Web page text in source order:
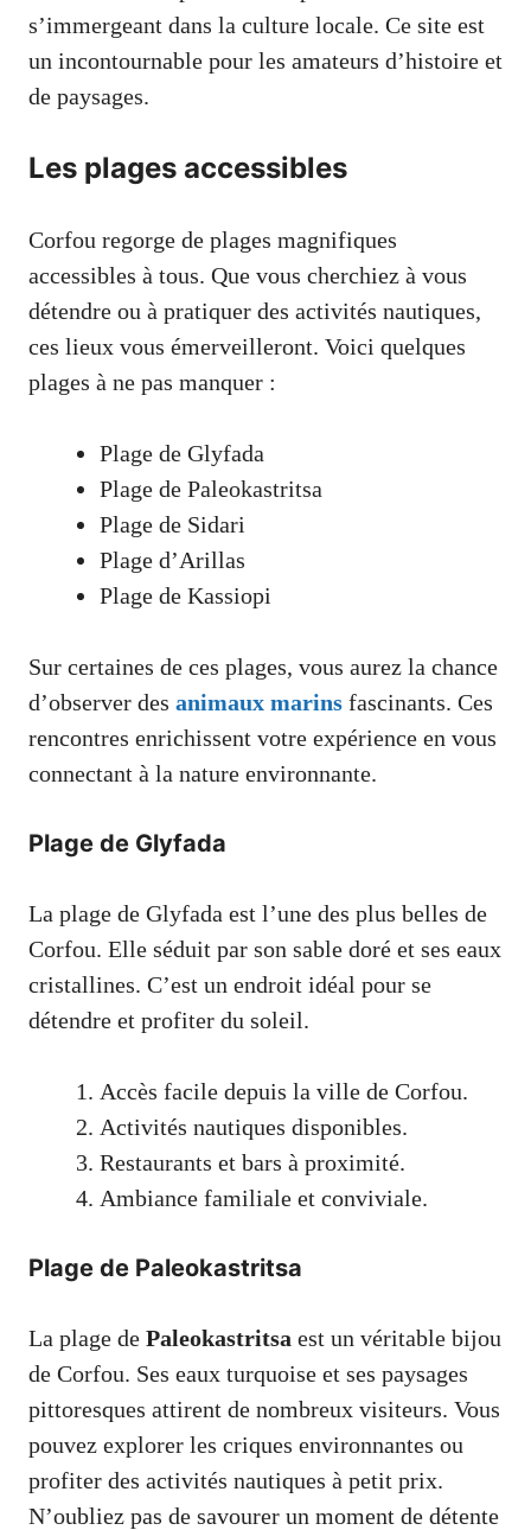
s’immergeant dans la culture locale. Ce site est
un incontournable pour les amateurs d’histoire et
de paysages.
Les plages accessibles
Corfou regorge de plages magnifiques
accessibles à tous. Que vous cherchiez à vous
détendre ou à pratiquer des activités nautiques,
ces lieux vous émerveilleront. Voici quelques
plages à ne pas manquer :
Plage de Glyfada
Plage de Paleokastritsa
Plage de Sidari
Plage d’Arillas
Plage de Kassiopi
Sur certaines de ces plages, vous aurez la chance
d’observer des animaux marins fascinants. Ces
rencontres enrichissent votre expérience en vous
connectant à la nature environnante.
Plage de Glyfada
La plage de Glyfada est l’une des plus belles de
Corfou. Elle séduit par son sable doré et ses eaux
cristallines. C’est un endroit idéal pour se
détendre et profiter du soleil.
Accès facile depuis la ville de Corfou.
Activités nautiques disponibles.
Restaurants et bars à proximité.
Ambiance familiale et conviviale.
Plage de Paleokastritsa
La plage de Paleokastritsa est un véritable bijou
de Corfou. Ses eaux turquoise et ses paysages
pittoresques attirent de nombreux visiteurs. Vous
pouvez explorer les criques environnantes ou
profiter des activités nautiques à petit prix.
N’oubliez pas de savourer un moment de détente